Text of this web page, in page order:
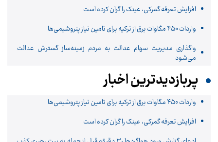
افزایش تعرفه گمرکی، عینک را گران کرده است
واردات ۴۵۰ مگاوات برق از ترکیه برای تامین نیاز پتروشیمی‌ها
واگذاری مدیریت سهام عدالت به مردم زمینه‌ساز گسترش عدالت
می‌شود
پربازدیدترین اخبار
واردات ۴۵۰ مگاوات برق از ترکیه برای تامین نیاز پتروشیمی‌ها
افزایش تعرفه گمرکی، عینک را گران کرده است